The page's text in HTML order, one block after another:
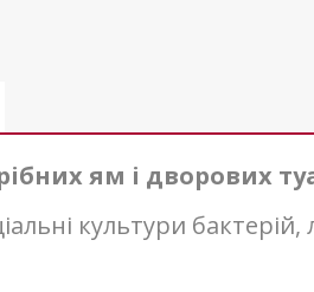
ям і дворових
культури